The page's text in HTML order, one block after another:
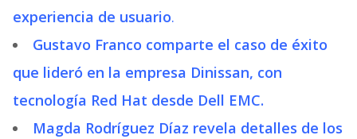
experiencia de usuario.
Gustavo Franco comparte el caso de éxito
que lideró en la empresa Dinissan, con
tecnología Red Hat desde Dell EMC.
Magda Rodríguez Díaz revela detalles de los